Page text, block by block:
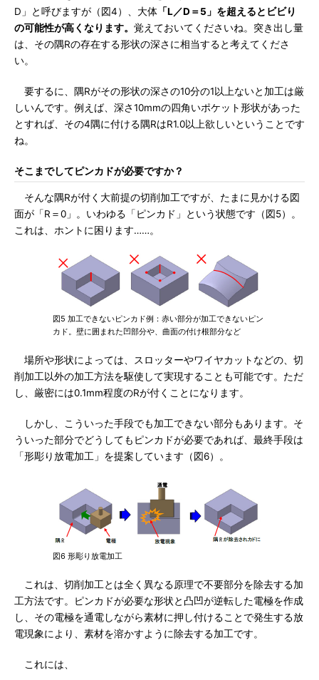
D」と呼びますが（図4）、大体 「L／D＝5」を超えるとビビり
の可能性が高くなります。 覚えておいてくださいね。突き出し量
は、その隅Rの存在する形状の深さに相当すると考えてくださ
い。
要するに、隅Rがその形状の深さの10分の1以上ないと加工は厳
しいんです。例えば、深さ10mmの四角いポケット形状があった
とすれば、その4隅に付ける隅RはR1.0以上欲しいということです
ね。
そこまでしてピンカドが必要ですか？
そんな隅Rが付く大前提の切削加工ですが、たまに見かける図
面が「R＝0」。いわゆる「ピンカド」という状態です（図5）。
これは、ホントに困ります……。
図5 加工できないピンカド例：赤い部分が加工できないピン
カド。壁に囲まれた凹部分や、曲面の付け根部分など
場所や形状によっては、スロッターやワイヤカットなどの、切
削加工以外の加工方法を駆使して実現することも可能です。ただ
し、厳密には0.1mm程度のRが付くことになります。
しかし、こういった手段でも加工できない部分もあります。そ
ういった部分でどうしてもピンカドが必要であれば、最終手段は
「形彫り放電加工」を提案しています（図6）。
図6 形彫り放電加工
これは、切削加工とは全く異なる原理で不要部分を除去する加
工方法です。ピンカドが必要な形状と凸凹が逆転した電極を作成
し、その電極を通電しながら素材に押し付けることで発生する放
電現象により、素材を溶かすように除去する加工です。
これには、